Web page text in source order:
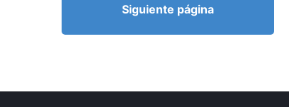
Siguiente página